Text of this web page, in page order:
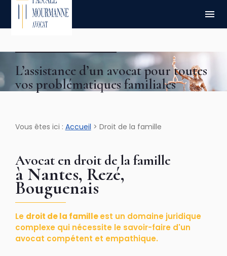
menu
L’assistance d’un avocat pour toutes
vos problématiques familiales
Vous êtes ici : Accueil > Droit de la famille
Avocat en droit de la famille
à Nantes, Rezé,
Bouguenais
Le droit de la familleest un domaine juridique
complexe qui nécessite le savoir-faire d'un
avocat compétent et empathique.
Panneau de gestion des cookies